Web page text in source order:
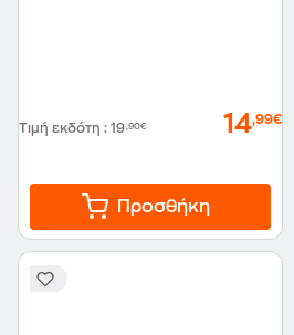
Τιμή εκδότη : 19,90€ 14,99€
Προσθήκη